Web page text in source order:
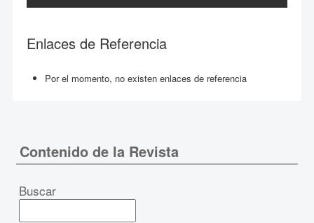
Enlaces de Referencia
Por el momento, no existen enlaces de referencia
Contenido de la Revista
Buscar